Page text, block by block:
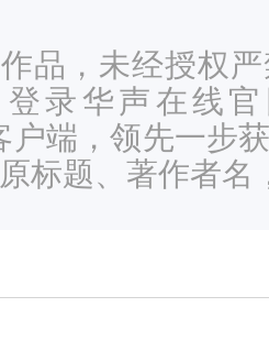
品，未经授权
录华声在线官
户端，领先一步
标题、著作者名